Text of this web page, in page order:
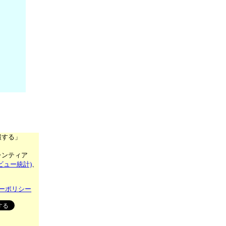
る」
ティア
ュー統計)、
ポリシー